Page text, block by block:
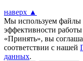
наверх ▲
Мы используем файлы
эффективности
«Принять», вы
соответствии с нашей
данных.